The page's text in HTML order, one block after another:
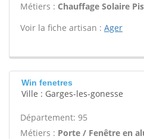
Métiers : Chauffage Solaire
Voir la fiche artisan : Ager
Win fenetres
Ville : Garges-les-gonesse
Département: 95
Métiers : Porte / Fenêtre en